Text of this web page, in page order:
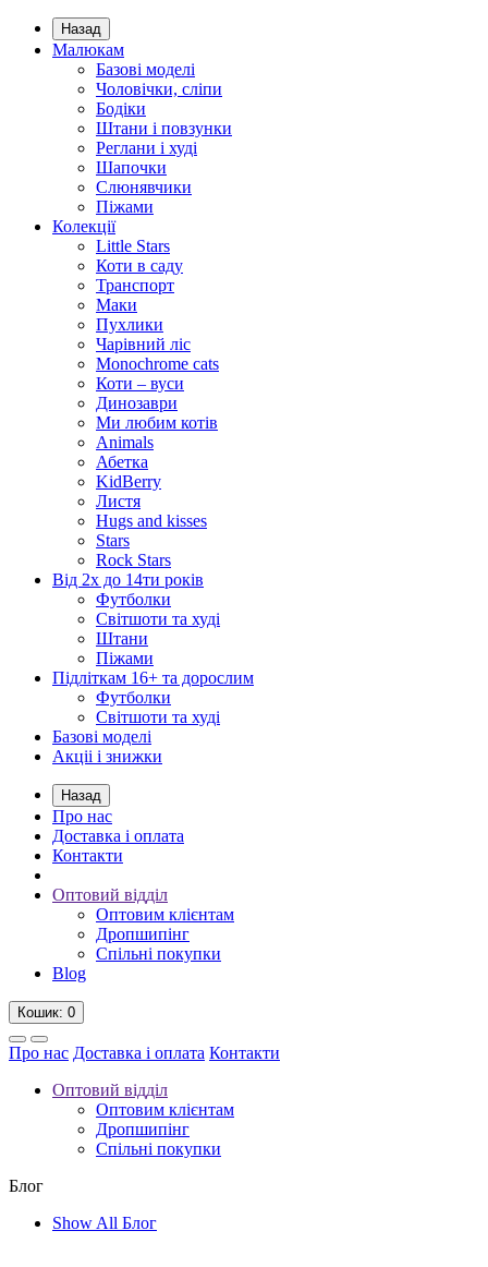
Назад
Малюкам
Базові моделі
Чоловічки, сліпи
Бодіки
Штани і повзунки
Реглани і худі
Шапочки
Слюнявчики
Піжами
Колекції
Little Stars
Коти в саду
Транспорт
Маки
Пухлики
Чарівний ліс
Monochrome cats
Коти – вуси
Динозаври
Ми любим котів
Animals
Абетка
KidBerry
Листя
Hugs and kisses
Stars
Rock Stars
Від 2х до 14ти років
Футболки
Світшоти та худі
Штани
Піжами
Підліткам 16+ та дорослим
Футболки
Світшоти та худі
Базові моделі
Акціі і знижки
Назад
Про нас
Доставка і оплата
Контакти
Оптовий відділ
Оптовим клієнтам
Дропшипінг
Спільні покупки
Blog
Кошик: 0
Про нас Доставка і оплата Контакти
Оптовий відділ
Оптовим клієнтам
Дропшипінг
Спільні покупки
Блог
Show All Блог